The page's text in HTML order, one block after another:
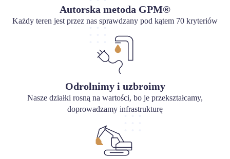
Autorska metoda GPM®
Każdy teren jest przez nas sprawdzany pod kątem 70 kryteriów
Odrolnimy i uzbroimy
Nasze działki rosną na wartości, bo je przekształcamy,
doprowadzamy infrastrukturę